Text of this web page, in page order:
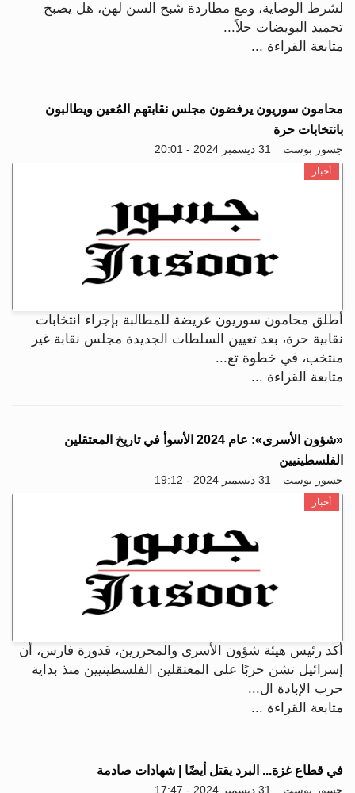
لشرط الوصاية، ومع مطاردة شبح السن لهن، هل يصبح
تجميد البويضات حلاً...
متابعة القراءة ...
محامون سوريون يرفضون مجلس نقابتهم المُعين ويطالبون
بانتخابات حرة
جسور بوست 31 ديسمبر 2024 - 20:01
أخبار
أطلق محامون سوريون عريضة للمطالبة بإجراء انتخابات
نقابية حرة، بعد تعيين السلطات الجديدة مجلس نقابة غير
منتخب، في خطوة تع...
متابعة القراءة ...
«شؤون الأسرى»: عام 2024 الأسوأ في تاريخ المعتقلين
الفلسطينيين
جسور بوست 31 ديسمبر 2024 - 19:12
أخبار
أكد رئيس هيئة شؤون الأسرى والمحررين، قدورة فارس، أن
إسرائيل تشن حربًا على المعتقلين الفلسطينيين منذ بداية
حرب الإبادة ال...
متابعة القراءة ...
في قطاع غزة... البرد يقتل أيضًا | شهادات صادمة
جسور بوست 31 ديسمبر 2024 - 17:47